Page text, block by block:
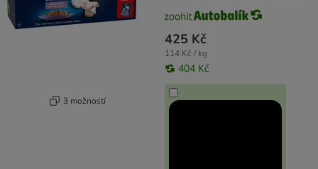
3 možností
425 Kč
114 Kč / kg
404 Kč